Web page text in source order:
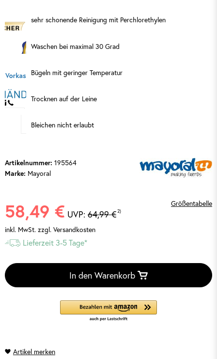
sehr schonende Reinigung mit Perchlorethylen
Waschen bei maximal 30 Grad
Bügeln mit geringer Temperatur
Trocknen auf der Leine
Bleichen nicht erlaubt
Artikelnummer: 195564
Marke: Mayoral
Größentabelle
58,49 € UVP: 64,99 €2)
inkl. MwSt. zzgl. Versandkosten
Lieferzeit 3-5 Tage*
In den Warenkorb